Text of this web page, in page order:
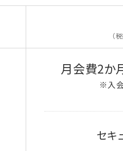
（
月会費2か
※入会
セキ